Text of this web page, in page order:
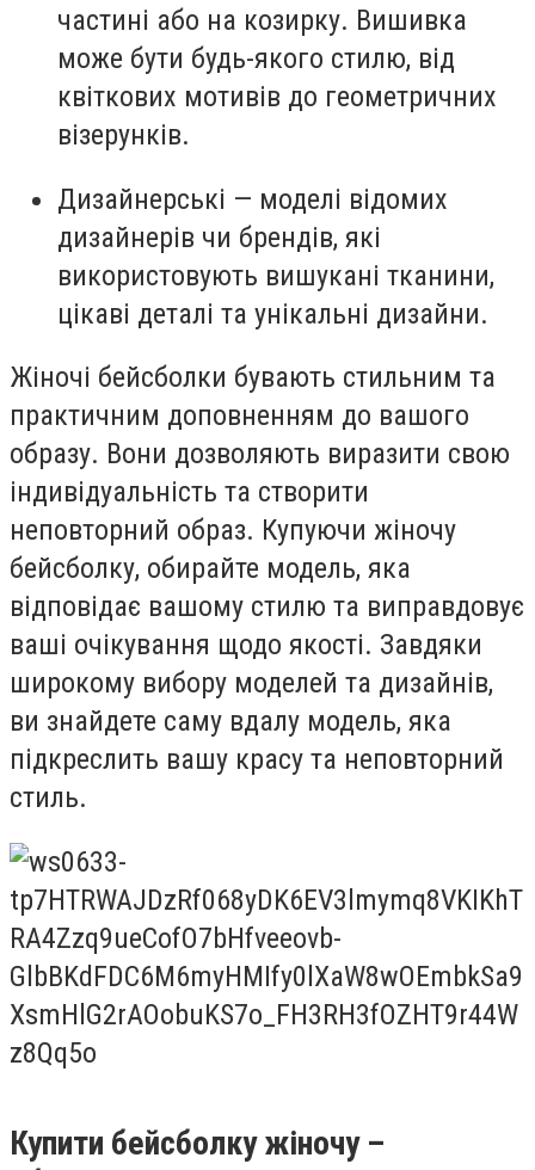
частині або на козирку. Вишивка
може бути будь-якого стилю, від
квіткових мотивів до геометричних
візерунків.
Дизайнерські — моделі відомих
дизайнерів чи брендів, які
використовують вишукані тканини,
цікаві деталі та унікальні дизайни.
Жіночі бейсболки бувають стильним та
практичним доповненням до вашого
образу. Вони дозволяють виразити свою
індивідуальність та створити
неповторний образ. Купуючи жіночу
бейсболку, обирайте модель, яка
відповідає вашому стилю та виправдовує
ваші очікування щодо якості. Завдяки
широкому вибору моделей та дизайнів,
ви знайдете саму вдалу модель, яка
підкреслить вашу красу та неповторний
стиль.
Купити бейсболку жіночу –